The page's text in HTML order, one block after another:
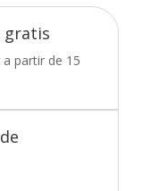
gratis
a partir de 15